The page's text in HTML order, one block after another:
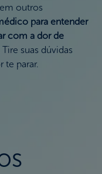
outros
para entender
com a dor de
Tire suas dúvidas
te parar.